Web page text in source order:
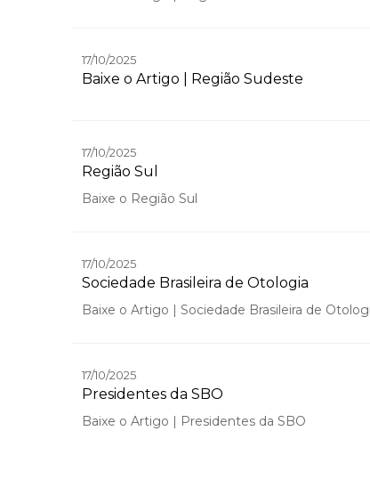
17/10/2025
Baixe o Artigo | Região Sudeste
17/10/2025
Região Sul
Baixe o Região Sul
17/10/2025
Sociedade Brasileira de Otologia
Baixe o Artigo | Sociedade Brasileira de
17/10/2025
Presidentes da SBO
Baixe o Artigo | Presidentes da SBO